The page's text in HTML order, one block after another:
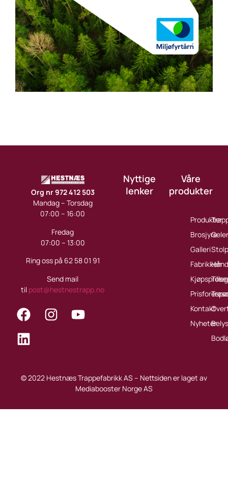
Org nr 972 412 503
Mandag – Torsdag
07:00 – 16:00
Fredag
07:00 – 13:00
Ring oss på 62 58 01 91
Send mail
til post@hestnestrapp.no
Nyttige
lenker
Produkter
Brosjyre
Galleri
Fabrikken
Kontakt
Nyheter
Våre
produkter
© 2022 Hestnæs Trappefabrikk AS – Nettsiden er laget av
Mediabooster Norge AS